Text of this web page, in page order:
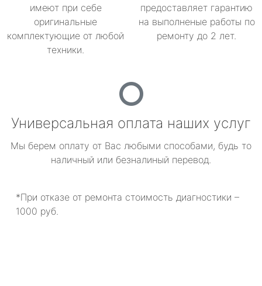
имеют при себе
оригинальные
комплектующие от любой
техники.
предоставляет гарантию
на выполненые работы по
ремонту до 2 лет.
Универсальная оплата наших услуг
Мы берем оплату от Вас любыми способами, будь то
наличный или безналиный перевод.
*При отказе от ремонта стоимость диагностики –
1000 руб.